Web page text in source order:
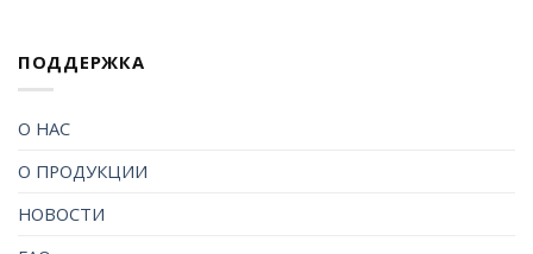
ПОДДЕРЖКА
О НАС
О ПРОДУКЦИИ
НОВОСТИ